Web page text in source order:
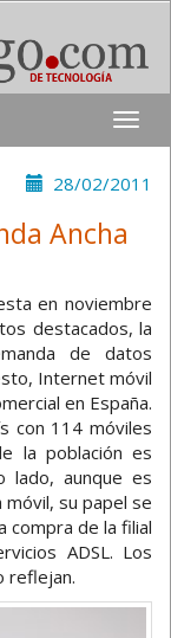
Toggle
28/02/2011
Ancha
en noviembre
destacados, la
de datos
Internet móvil
en España.
con 114 móviles
la población es
lado, aunque es
su papel se
compra de la filial
ADSL. Los
reflejan.